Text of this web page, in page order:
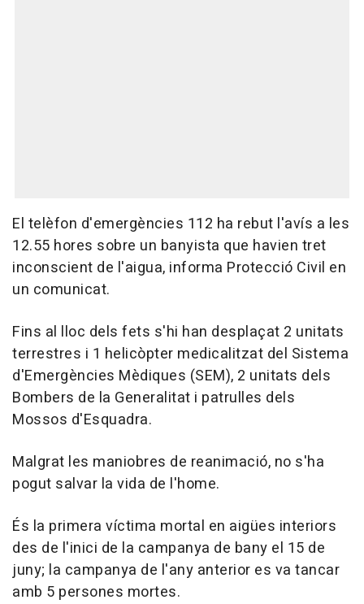
El telèfon d'emergències 112 ha rebut l'avís a les
12.55 hores sobre un banyista que havien tret
inconscient de l'aigua, informa Protecció Civil en
un comunicat.
Fins al lloc dels fets s'hi han desplaçat 2 unitats
terrestres i 1 helicòpter medicalitzat del Sistema
d'Emergències Mèdiques (SEM), 2 unitats dels
Bombers de la Generalitat i patrulles dels
Mossos d'Esquadra.
Malgrat les maniobres de reanimació, no s'ha
pogut salvar la vida de l'home.
És la primera víctima mortal en aigües interiors
des de l'inici de la campanya de bany el 15 de
juny; la campanya de l'any anterior es va tancar
amb 5 persones mortes.